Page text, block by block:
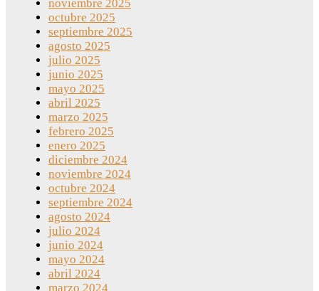
noviembre 2025
octubre 2025
septiembre 2025
agosto 2025
julio 2025
junio 2025
mayo 2025
abril 2025
marzo 2025
febrero 2025
enero 2025
diciembre 2024
noviembre 2024
octubre 2024
septiembre 2024
agosto 2024
julio 2024
junio 2024
mayo 2024
abril 2024
marzo 2024